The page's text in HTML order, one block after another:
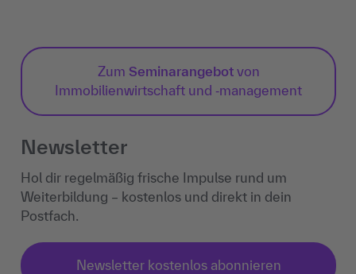
Zum Seminarangebotvon
Immobilienwirtschaft und ‐management
Newsletter
Hol dir regelmäßig frische Impulse rund um
Weiterbildung – kostenlos und direkt in dein
Postfach.
Newsletter kostenlos abonnieren